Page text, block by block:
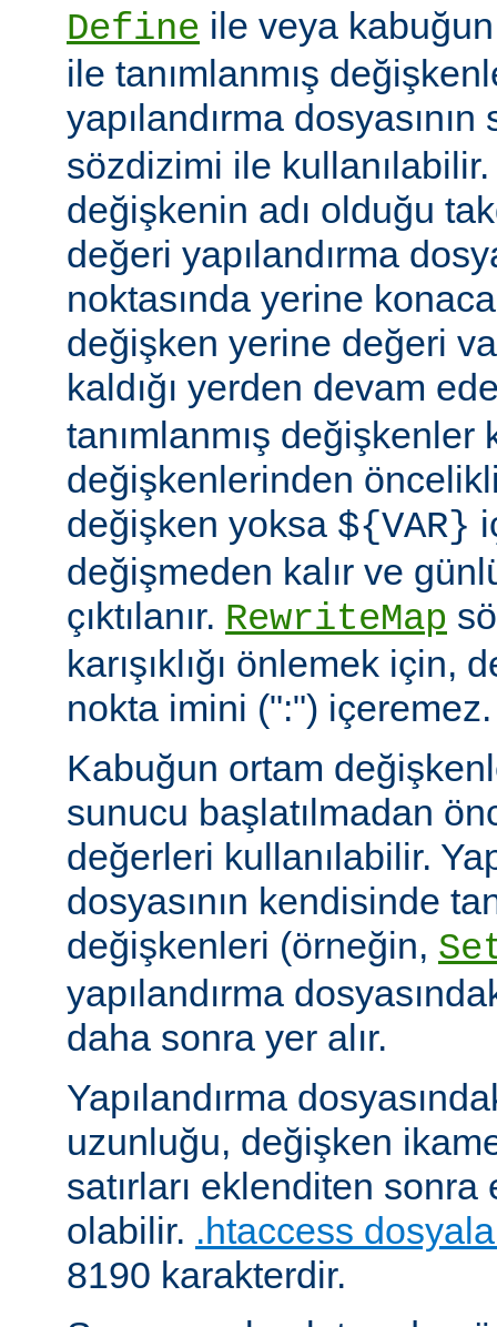
Define ile veya
ile tanımlanmış
yapılandırma dosyasının
sözdizimi ile
değişkenin adı olduğu
değeri yapılandırma
noktasında yerine
değişken yerine değeri
kaldığı yerden devam
tanımlanmış değişkenler
değişkenlerinden
değişken yoksa ${VAR}
değişmeden kalır ve
çıktılanır. RewriteMap
karışıklığı önlemek için,
nokta imini (":") içeremez.
Kabuğun ortam
sunucu başlatılmadan
değerleri kullanılabilir.
dosyasının kendisinde
değişkenleri (örneğin,
yapılandırma
daha sonra yer alır.
Yapılandırma
uzunluğu, değişken
satırları eklenditen
olabilir. .htaccess
8190 karakterdir.